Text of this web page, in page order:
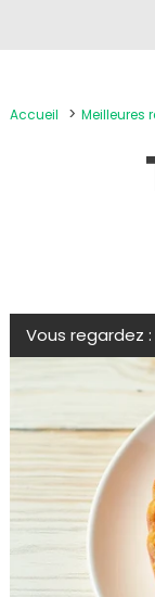
Accueil Meilleures
Vous regardez :